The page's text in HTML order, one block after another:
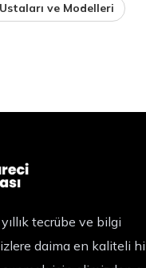
ve Modelleri
tecrübe ve bilgi
daima en kaliteli